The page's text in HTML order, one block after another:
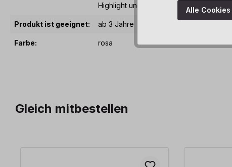
Highlight und Ergänzung jedes Kleine-
Produkt ist geeignet: ab 3 Jahre
Farbe: rosa
Gleich mitbestellen
Alle